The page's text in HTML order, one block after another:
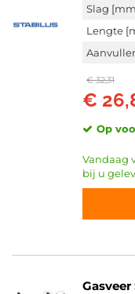
Slag
Lengte
€ 32,31
€
Op
Vandaag
bij u